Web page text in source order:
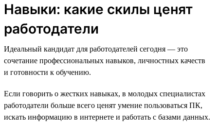
Навыки: какие скилы ценят
работодатели
Идеальный кандидат для работодателей сегодня — это
сочетание профессиональных навыков, личностных качеств
и готовности к обучению.
Если говорить о жестких навыках, в молодых специалистах
работодатели больше всего ценят умение пользоваться ПК,
искать информацию в интернете и работать с базами данных.